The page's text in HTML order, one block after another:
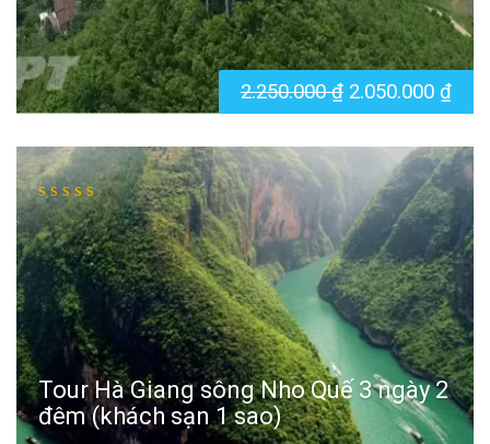
2.250.000₫ 2.050.000 ₫
Tour Hà Giang sông Nho Quế 3 ngày 2
đêm (khách sạn 1 sao)